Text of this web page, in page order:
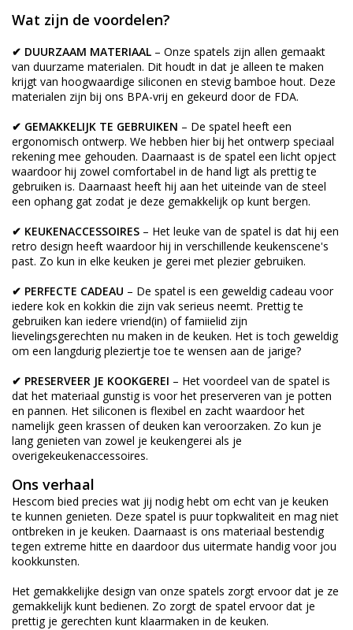
Wat zijn de voordelen?
✔ DUURZAAM MATERIAAL – Onze spatels zijn allen gemaakt
van duurzame materialen. Dit houdt in dat je alleen te maken
krijgt van hoogwaardige siliconen en stevig bamboe hout. Deze
materialen zijn bij ons BPA-vrij en gekeurd door de FDA.
✔ GEMAKKELIJK TE GEBRUIKEN – De spatel heeft een
ergonomisch ontwerp. We hebben hier bij het ontwerp speciaal
rekening mee gehouden. Daarnaast is de spatel een licht opject
waardoor hij zowel comfortabel in de hand ligt als prettig te
gebruiken is. Daarnaast heeft hij aan het uiteinde van de steel
een ophang gat zodat je deze gemakkelijk op kunt bergen.
✔ KEUKENACCESSOIRES – Het leuke van de spatel is dat hij een
retro design heeft waardoor hij in verschillende keukenscene's
past. Zo kun in elke keuken je gerei met plezier gebruiken.
✔ PERFECTE CADEAU – De spatel is een geweldig cadeau voor
iedere kok en kokkin die zijn vak serieus neemt. Prettig te
gebruiken kan iedere vriend(in) of famiielid zijn
lievelingsgerechten nu maken in de keuken. Het is toch geweldig
om een langdurig pleziertje toe te wensen aan de jarige?
✔ PRESERVEER JE KOOKGEREI – Het voordeel van de spatel is
dat het materiaal gunstig is voor het preserveren van je potten
en pannen. Het siliconen is flexibel en zacht waardoor het
namelijk geen krassen of deuken kan veroorzaken. Zo kun je
lang genieten van zowel je keukengerei als je
overigekeukenaccessoires.
Ons verhaal
Hescom bied precies wat jij nodig hebt om echt van je keuken
te kunnen genieten. Deze spatel is puur topkwaliteit en mag niet
ontbreken in je keuken. Daarnaast is ons materiaal bestendig
tegen extreme hitte en daardoor dus uitermate handig voor jou
kookkunsten.
Het gemakkelijke design van onze spatels zorgt ervoor dat je ze
gemakkelijk kunt bedienen. Zo zorgt de spatel ervoor dat je
prettig je gerechten kunt klaarmaken in de keuken.